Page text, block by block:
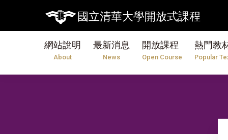
國立清華大學開放式課程
網站說明
About
最新消息
News
開放課程
Open Course
熱門教
Popular